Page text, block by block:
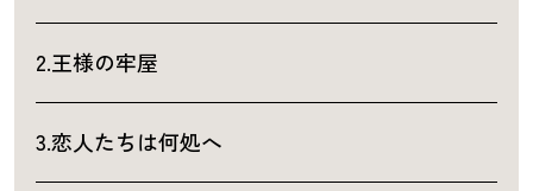
2.王様の牢屋
3.恋人たちは何処へ